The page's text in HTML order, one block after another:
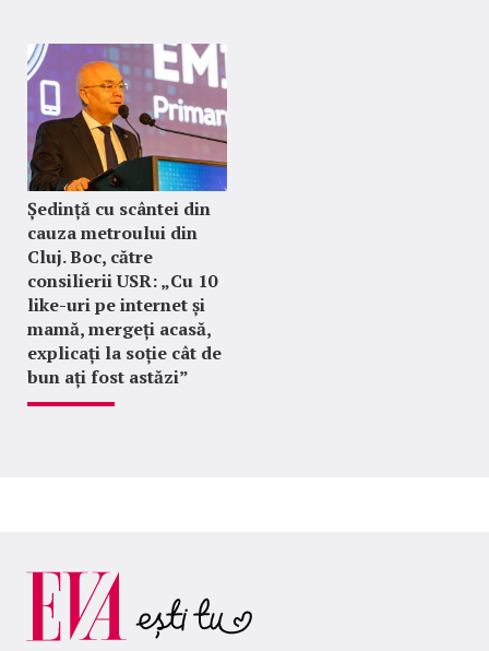
Ședință cu scântei din
cauza metroului din
Cluj. Boc, către
consilierii USR: „Cu 10
like-uri pe internet și
mamă, mergeți acasă,
explicați la soție cât de
bun ați fost astăzi”